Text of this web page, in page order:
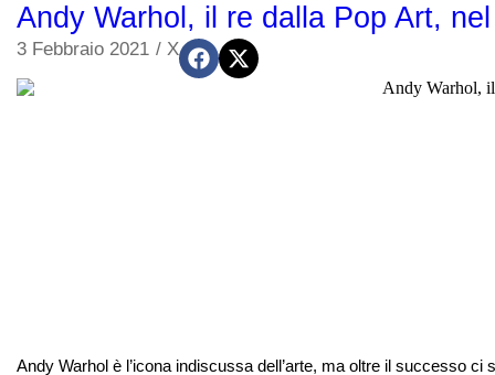
Andy Warhol, il re dalla Pop Art,
3 Febbraio 2021 / X
Andy Warhol è l’icona indiscussa dell’arte, ma oltre il successo